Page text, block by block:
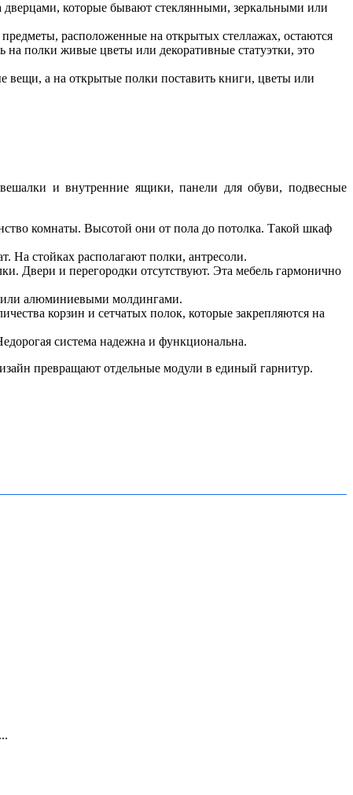
которые бывают стеклянными, зеркальными или
расположенные на открытых стеллажах, остаются
на полки живые цветы или декоративные статуэтки, это
а на открытые полки поставить книги, цветы или
и внутренние ящики, панели для обуви, подвесные
комнаты. Высотой они от пола до потолка. Такой шкаф
На стойках располагают полки, антресоли.
Двери и перегородки отсутствуют. Эта мебель гармонично
или алюминиевыми молдингами.
корзин и сетчатых полок, которые закрепляются на
система надежна и функциональна.
превращают отдельные модули в единый гарнитур.